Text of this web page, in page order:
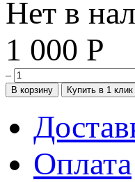
Нет в
1 000 Р
–
Оплата